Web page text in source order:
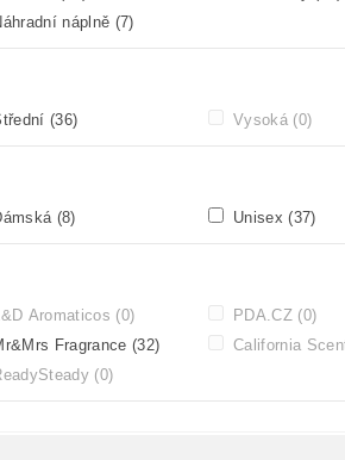
náplně (7)
(36) Vysoká (0)
(8) Unisex(37)
Aromaticos (0) PDA.CZ (0)
Fragrance (32) California
(0)